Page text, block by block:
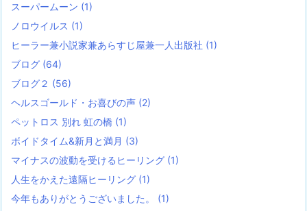
スーパームーン (1)
ノロウイルス (1)
ヒーラー兼小説家兼あらすじ屋兼一人出版社 (1)
ブログ (64)
ブログ２ (56)
ヘルスゴールド・お喜びの声 (2)
ペットロス 別れ 虹の橋 (1)
ボイドタイム&新月と満月 (3)
マイナスの波動を受けるヒーリング (1)
人生をかえた遠隔ヒーリング (1)
今年もありがとうございました。 (1)